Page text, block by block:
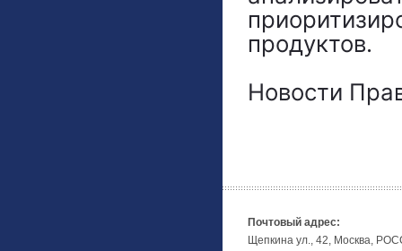
продуктов.
Новости
Почтовый адрес:
Щепкина ул., 42, Москва,